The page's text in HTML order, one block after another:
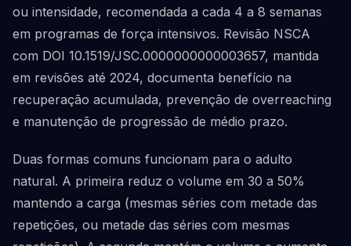
ou intensidade, recomendada a cada 4 a 8 semanas
em programas de força intensivos. Revisão NSCA
com DOI 10.1519/JSC.0000000000003657, mantida
em revisões até 2024, documenta benefício na
recuperação acumulada, prevenção de overreaching
e manutenção de progressão de médio prazo.
Duas formas comuns funcionam para o adulto
natural. A primeira reduz o volume em 30 a 50%
mantendo a carga (mesmas séries com metade das
repetições, ou metade das séries com mesmas